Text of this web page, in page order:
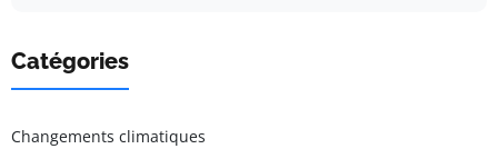
Catégories
Changements climatiques